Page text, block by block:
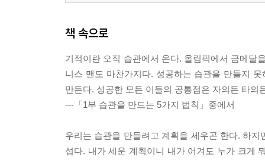
책 속으로
기적이란 오직 습관에서 온다. 올림픽에서 금메달
니스 맨도 마찬가지다. 성공하는 습관을 만들지
만든다. 성공한 모든 이들의 공통점은 자의든 타
---「1부 습관을 만드는 5가지 법칙」중에서
우리는 습관을 만들려고 계획을 세우곤 한다. 하
섭다. 내가 세운 계획이니 내가 어겨도 누가 크게